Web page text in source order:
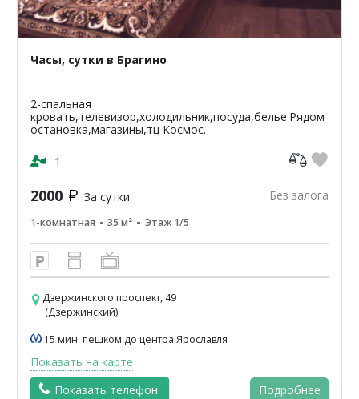
Часы, сутки в Брагино
2-спальная
кровать,телевизор,холодильник,посуда,белье.Рядом
остановка,магазины,тц Космос.
1
2000 За сутки Без залога
1-комнатная 35 м² Этаж 1/5
Дзержинского проспект, 49
(Дзержинский)
15 мин. пешком до центра Ярославля
Показать на карте
Показать телефон
Подробнее